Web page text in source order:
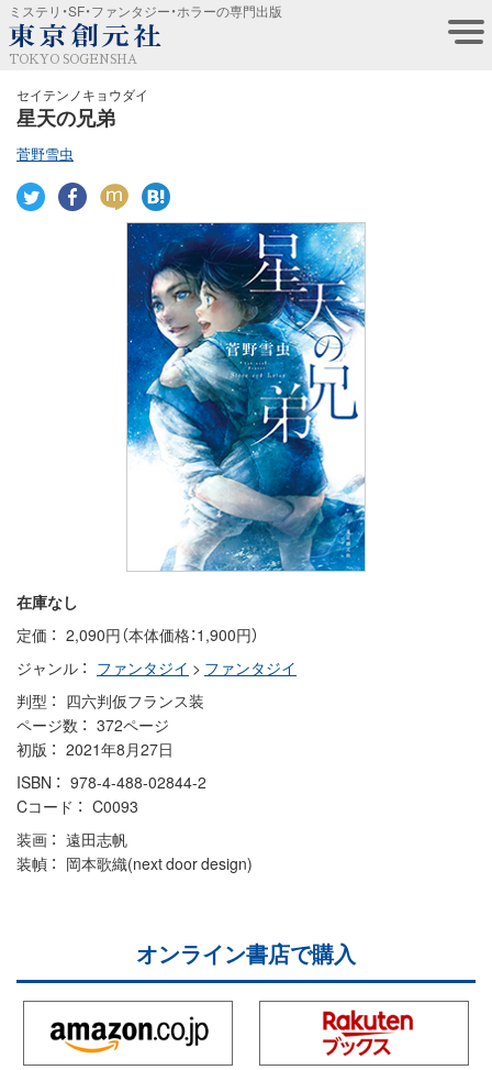
ミステリ・SF・ファンタジー・ホラーの専門出版
TOKYO SOGENSHA
セイテンノキョウダイ
星天の兄弟
菅野雪虫
在庫なし
定価
2,090円（本体価格：1,900円）
ジャンル
ファンタジイ > ファンタジイ
判型
四六判仮フランス装
ページ数
372ページ
初版
2021年8月27日
ISBN
978-4-488-02844-2
Cコード
C0093
装画
遠田志帆
装幀
岡本歌織(next door design)
オンライン書店で購入